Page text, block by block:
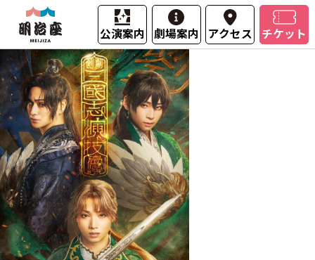
公演案内 劇場案内 アクセス チケット